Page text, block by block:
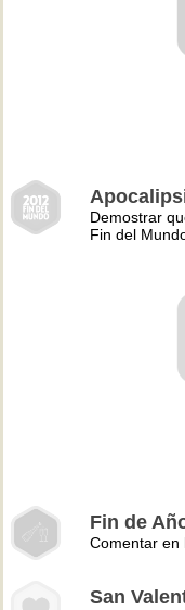
Demostrar
Fin del
Fin de
Comentar en
San